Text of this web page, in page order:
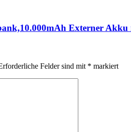
Externer
Felder sind mit * markiert